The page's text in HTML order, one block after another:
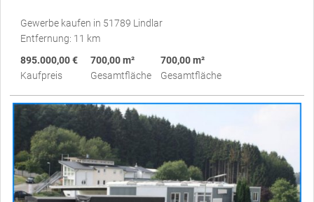
Gewerbe kaufen in 51789 Lindlar
Entfernung: 11 km
895.000,00 €
Kaufpreis
700,00 m²
Gesamtfläche
700,00 m²
Gesamtfläche